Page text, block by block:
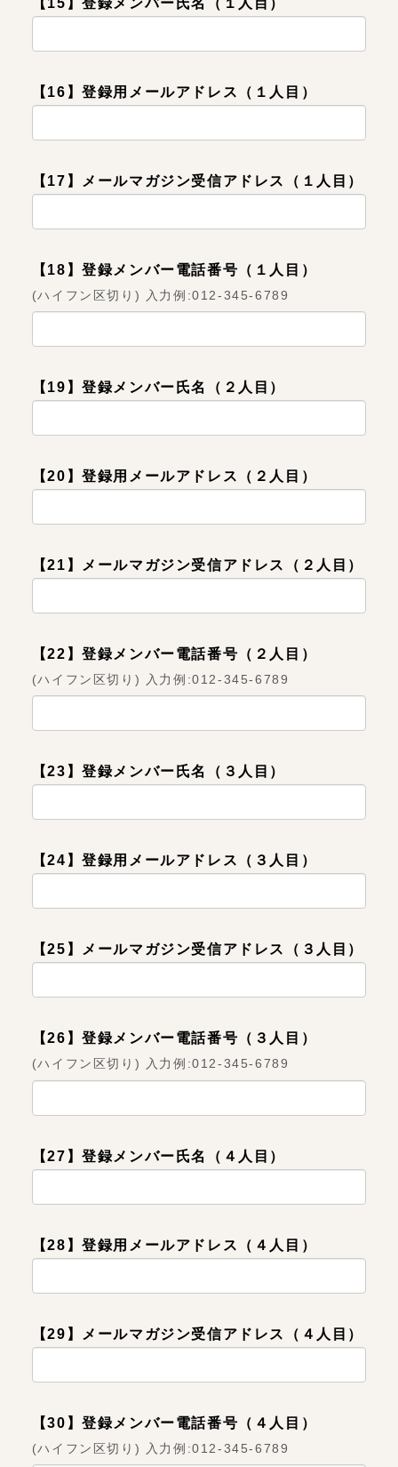
【16】登録用メールアドレス（１人目）
【17】メールマガジン受信アドレス（１人目）
【18】登録メンバー電話番号（１人目）
(ハイフン区切り) 入力例:012-345-6789
【19】登録メンバー氏名（２人目）
【20】登録用メールアドレス（２人目）
【21】メールマガジン受信アドレス（２人目）
【22】登録メンバー電話番号（２人目）
(ハイフン区切り) 入力例:012-345-6789
【23】登録メンバー氏名（３人目）
【24】登録用メールアドレス（３人目）
【25】メールマガジン受信アドレス（３人目）
【26】登録メンバー電話番号（３人目）
(ハイフン区切り) 入力例:012-345-6789
【27】登録メンバー氏名（４人目）
【28】登録用メールアドレス（４人目）
【29】メールマガジン受信アドレス（４人目）
【30】登録メンバー電話番号（４人目）
(ハイフン区切り) 入力例:012-345-6789